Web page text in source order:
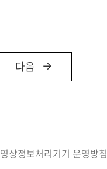
다음
영상정보처리기기 운영방침